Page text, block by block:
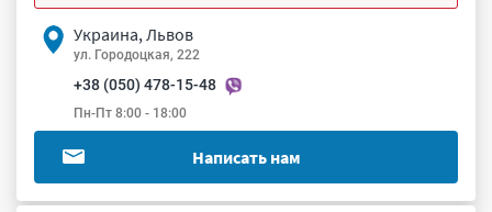
Украина, Львов
ул. Городоцкая, 222
+38 (050) 478-15-48
Пн-Пт 8:00 - 18:00
Написать нам